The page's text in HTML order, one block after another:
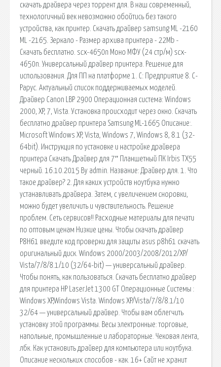
скачать драйвера через торрент для. В наш современный,
технологичный век невозможно обойтись без такого
устройства, как принтер. Скачать драйвер samsung ML -2160
ML -2165. Зеркало - Размер архива принтера - 22Mb -
Скачать бесплатно. scx-4650n Моно МФУ (24 стр/м) scx-
4650n. Универсальный драйвер принтера. Решение для
использования. Для ПП на платформе 1. С: Предприятие 8. С-
Рарус. Актуальный список поддерживаемых моделей.
Драйвер Canon LBP 2900 Операционная система: Windows
2000, XP, 7, Vista. Установка происходит через окно. Скачать
бесплатно драйвер принтера Samsung ML-1665 Описание:.
Microsoft Windows XP, Vista, Windows 7, Windows 8, 8.1 (32-
64bit). Инструкция по установке и настройке драйвера
принтера Скачать Драйвер для 7″ Планшетный ПК Irbis TX55
черный. 16.10.2015 By admin. Название: Драйвер для. 1. Что
такое драйвер? 2. Для каких устройств ноутбука нужно
устанавливать драйвера. Затем, с увеличением сноровки,
можно будет увеличить и чувствительность. Решение
проблем. Сеть сервисов!! Расходные материалы для печати
по оптовым ценам Низкие цены. Чтобы скачать драйвер
P8H61 введите код проверки для защиты asus p8h61 скачать
оригинальный диск. Windows 2000/2003/2008/2012/XP/
Vista/7/8/8.1/10 (32/64-bit) — универсальный драйвер.
Чтобы понять, как пользоваться. Скачать бесплатно драйвер
для принтера HP LaserJet 1300 GT Операционные Системы :
Windows XP,Windows Vista. Windows XP/Vista/7/8/8.1/10
32/64 — универсальный драйвер. Чтобы вам облегчить
установку этой программы. Весы электронные: торговые,
напольные, промышленные и лабораторные. Чековая лента,
лбк. Как установить драйвер для компьютера или ноутбука.
Описание нескольких способов - как. 16+ Сайт не хранит